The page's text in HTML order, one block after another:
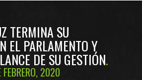
TERMINA SU
EL PARLAMENTO Y
DE SU GESTIÓN
FEBRERO, 2020